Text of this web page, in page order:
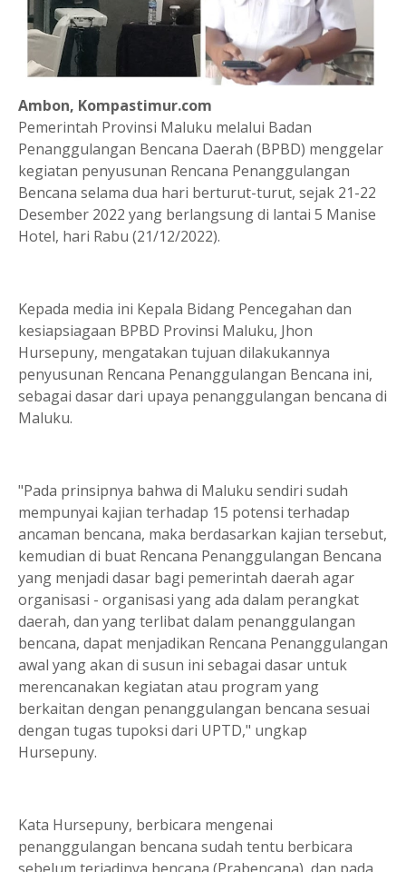
Ambon, Kompastimur.com
Pemerintah Provinsi Maluku melalui Badan
Penanggulangan Bencana Daerah (BPBD) menggelar
kegiatan penyusunan Rencana Penanggulangan
Bencana selama dua hari berturut-turut, sejak 21-22
Desember 2022 yang berlangsung di lantai 5 Manise
Hotel, hari Rabu (21/12/2022).
Kepada media ini Kepala Bidang Pencegahan dan
kesiapsiagaan BPBD Provinsi Maluku, Jhon
Hursepuny, mengatakan tujuan dilakukannya
penyusunan Rencana Penanggulangan Bencana ini,
sebagai dasar dari upaya penanggulangan bencana di
Maluku.
"Pada prinsipnya bahwa di Maluku sendiri sudah
mempunyai kajian terhadap 15 potensi terhadap
ancaman bencana, maka berdasarkan kajian tersebut,
kemudian di buat Rencana Penanggulangan Bencana
yang menjadi dasar bagi pemerintah daerah agar
organisasi - organisasi yang ada dalam perangkat
daerah, dan yang terlibat dalam penanggulangan
bencana, dapat menjadikan Rencana Penanggulangan
awal yang akan di susun ini sebagai dasar untuk
merencanakan kegiatan atau program yang
berkaitan dengan penanggulangan bencana sesuai
dengan tugas tupoksi dari UPTD," ungkap
Hursepuny.
Kata Hursepuny, berbicara mengenai
penanggulangan bencana sudah tentu berbicara